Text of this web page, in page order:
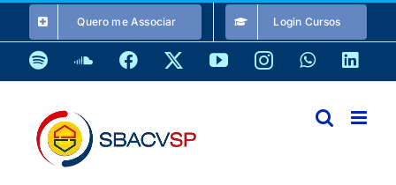
o
conteúdo
Quero me Associar Login Cursos
SpotifySoundCloud
Facebook YouTubeInstagramWhatsApp